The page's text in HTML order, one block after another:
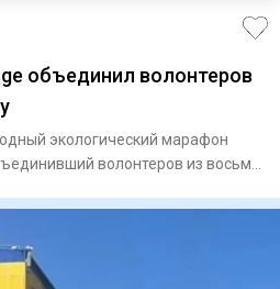
объединил волонтеров
экологический марафон
волонтеров из восьми